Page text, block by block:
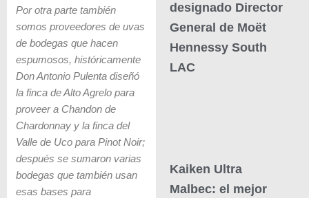
Por otra parte también
somos proveedores de uvas
de bodegas que hacen
espumosos, históricamente
Don Antonio Pulenta diseñó
la finca de Alto Agrelo para
proveer a Chandon de
Chardonnay y la finca del
Valle de Uco para Pinot Noir;
después se sumaron varias
bodegas que también usan
esas bases para
designado Director
General de Moët
Hennessy South
LAC
Kaiken Ultra
Malbec: el mejor